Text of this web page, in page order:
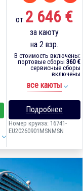
от 2 646 €
за каюту
на 2 взр.
В стоимость включены:
портовые сборы 360 €
сервисные сборы
включены
все каюты
Подробнее
Номер круиза: 16741-
EU20260901MSNMSN